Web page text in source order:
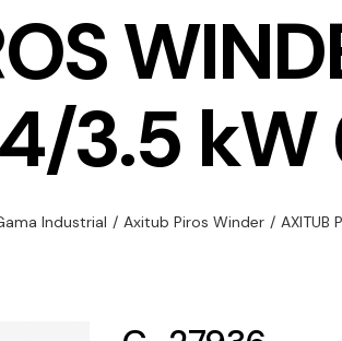
y
gama
Ventilación
Amplia gama de
equipos de
3.5
Industrial / Axitub Piros Winder / AXITUB